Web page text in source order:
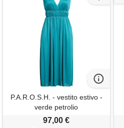
P.A.R.O.S.H. - vestito estivo -
verde petrolio
97,00 €